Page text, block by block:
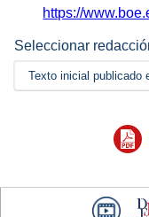
https://
Seleccionar
Texto inicial publicado